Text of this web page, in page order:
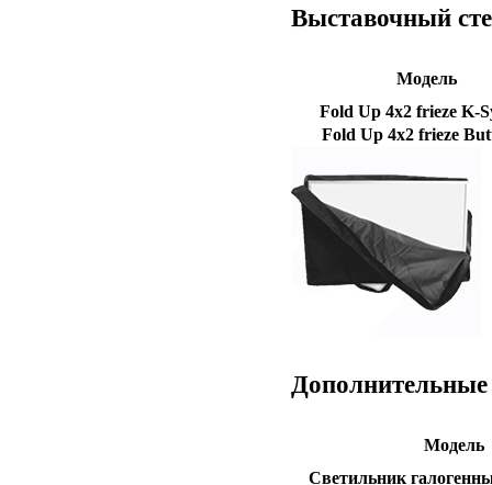
Выставочный
Модель
Fold Up 4x2 frieze K-
Fold Up 4x2 frieze
Дополнительные
Модель
Светильник